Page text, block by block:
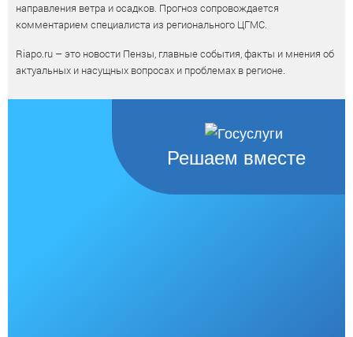
направления ветра и осадков. Прогноз сопровождается
комментарием специалиста из регионального ЦГМС.
Riapo.ru – это новости Пензы, главные события, факты и мнения об
актуальных и насущных вопросах и проблемах в регионе.
Решаем вместе